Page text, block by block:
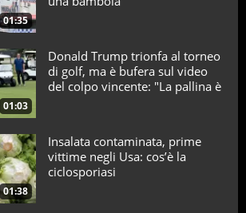
01:35
01:03
Donald Trump trionfa al torneo
di golf, ma è bufera sul video
del colpo vincente: "La pallina è
01:38
Insalata contaminata, prime
vittime negli Usa: cos’è la
ciclosporiasi